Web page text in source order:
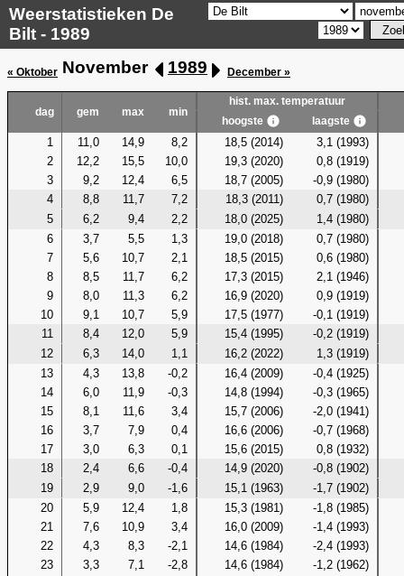
Weerstatistieken De
Bilt - 1989
« Oktober November 1989 December »
dag gem max min
hist. max. temperatuur
hoogste
laagste
1 11,0 14,9 8,2 18,5 (2014)
3,1 (1993)
2
12,2 15,5 10,0 19,3 (2020)
0,8 (1919)
3
9,2 12,4 6,5 18,7 (2005)
-0,9 (1980)
4
8,8 11,7 7,2 18,3 (2011)
0,7 (1980)
5
6,2 9,4 2,2 18,0 (2025)
1,4 (1980)
6
3,7 5,5 1,3 19,0 (2018)
0,7 (1980)
7
5,6 10,7 2,1 18,5 (2015)
0,6 (1980)
8
8,5 11,7 6,2 17,3 (2015)
2,1 (1946)
9
8,0 11,3 6,2 16,9 (2020)
0,9 (1919)
10
9,1 10,7 5,9 17,5 (1977)
-0,1 (1919)
11
8,4 12,0 5,9 15,4 (1995)
-0,2 (1919)
12
6,3 14,0 1,1 16,2 (2022)
1,3 (1919)
13
4,3 13,8 -0,2 16,4 (2009)
-0,4 (1925)
14
6,0 11,9 -0,3 14,8 (1994)
-0,3 (1965)
15
8,1 11,6 3,4 15,7 (2006)
-2,0 (1941)
16
3,7 7,9 0,4 16,6 (2006)
-0,7 (1968)
17
3,0 6,3 0,1 15,6 (2015)
0,8 (1932)
18
2,4 6,6 -0,4 14,9 (2020)
-0,8 (1902)
19
2,9 9,0 -1,6 15,1 (1963)
-1,7 (1902)
20
5,9 12,4 1,8 15,3 (1981)
-1,8 (1985)
21
7,6 10,9 3,4 16,0 (2009)
-1,4 (1993)
22
4,3 8,3 -2,1 14,6 (1984)
-2,4 (1993)
23
3,3 7,1 -2,8 14,6 (1984)
-1,2 (1962)